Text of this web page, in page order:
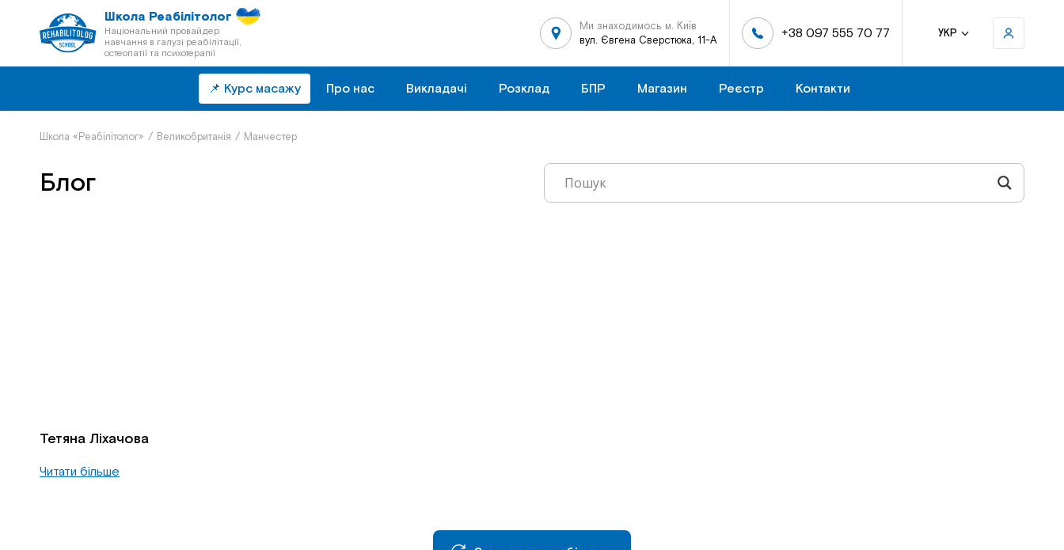
Школа Реабілітолог
Національний провайдер
навчання в галузі реабілітації,
остеопатії та психотерапії
Ми знаходимось м. Київ
вул. Євгена Сверстюка, 11-А
+38 097 555 70 77 УКР
📌 Курс масажу Про нас Викладачі Розклад БПР Магазин Реєстр Контакти
Школа «Реабілітолог» / Великобританія / Манчестер
Блог
Тетяна Ліхачова
Читати більше